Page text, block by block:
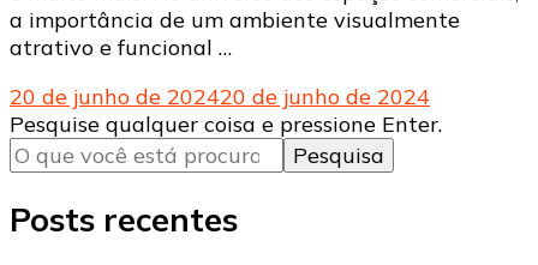
a importância de um ambiente visualmente
atrativo e funcional …
20 de junho de 202420 de junho de 2024
Procurando
algo?
Pesquise qualquer coisa e pressione Enter.
Posts recentes